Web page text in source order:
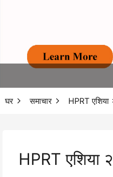
घर समाचार HPRT एशिया
HPRT एशिया